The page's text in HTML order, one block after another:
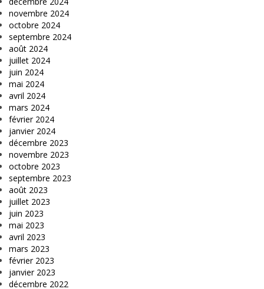
novembre 2024
octobre 2024
septembre 2024
août 2024
juillet 2024
juin 2024
mai 2024
avril 2024
mars 2024
février 2024
janvier 2024
décembre 2023
novembre 2023
octobre 2023
septembre 2023
août 2023
juillet 2023
juin 2023
mai 2023
avril 2023
mars 2023
février 2023
janvier 2023
décembre 2022